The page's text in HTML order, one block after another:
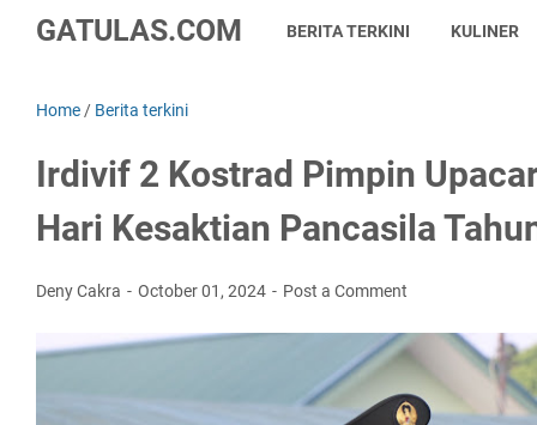
GATULAS.COM BERITA TERKINI KULINER
Home / Berita terkini
Irdivif 2 Kostrad Pimpin
Hari Kesaktian Pancasila
Deny Cakra October 01, 2024 Post a Comment